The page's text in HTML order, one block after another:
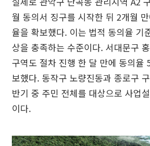
월 동의서 징구를 시작한 뒤 2개월
율을 확보했다. 이는 법적 동의율 기
상을 충족하는 수준이다. 서대문구
구역도 절차 진행 한 달 만에 동의율
보했다. 동작구 노량진동과 종로구
반기 중 주민 전체를 대상으로 사업
이다.